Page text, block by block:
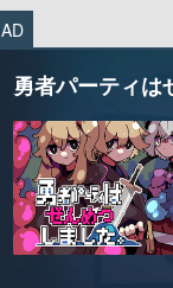
AD
勇者パーティは